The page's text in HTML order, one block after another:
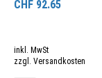
CHF 92.65
inkl. MwSt
zzgl. Versandkosten